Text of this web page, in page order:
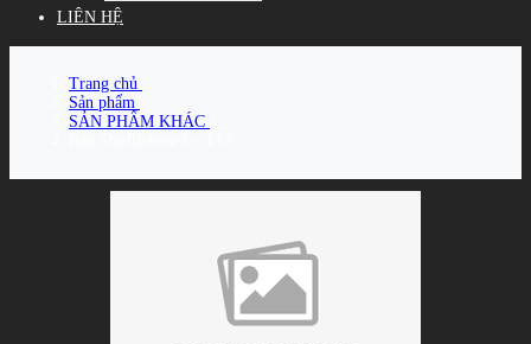
LIÊN HỆ
Trang chủ
Sản phẩm
SẢN PHẨM KHÁC